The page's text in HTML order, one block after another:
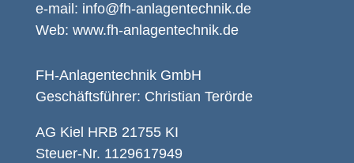
e-mail: info@fh-anlagentechnik.de
Web: www.fh-anlagentechnik.de
FH-Anlagentechnik GmbH
Geschäftsführer: Christian Terörde
AG Kiel HRB 21755 KI
Steuer-Nr. 1129617949